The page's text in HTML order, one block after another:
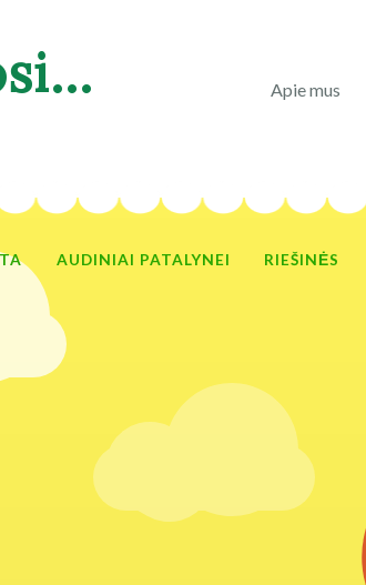
Apie mus
AUDINIAI PATALYNEI RIEŠINĖS